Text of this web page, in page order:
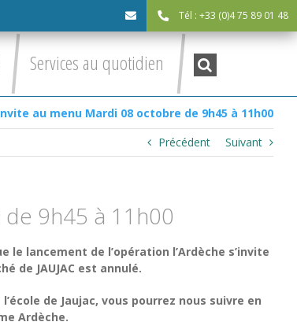
Tél : +33 (0)4 75 89 01 48
Services au quotidien Recherche
:
au menu Mardi 08 octobre de 9h45 à 11h00
Précédent
Suivant
9h45 à 11h00
lancement de l’opération l’Ardèche s’invite
de JAUJAC est annulé.
de Jaujac, vous pourrez nous suivre en
Ardèche.